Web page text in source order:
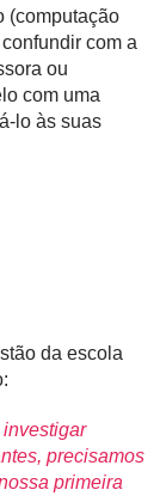
(computação
com a
ou
com uma
lo às suas
da escola
investigar
precisamos
primeira